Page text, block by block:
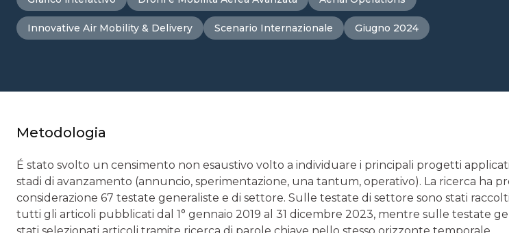
Innovative Air Mobility & Delivery Scenario Internazionale Giugno 2024
Metodologia
É stato svolto un censimento non esaustivo volto a individuare i principali progetti
stadi di avanzamento (annuncio, sperimentazione, una tantum, operativo). La ricerca ha
considerazione 67 testate generaliste e di settore. Sulle testate di settore sono stati
tutti gli articoli pubblicati dal 1° gennaio 2019 al 31 dicembre 2023, mentre sulle testate